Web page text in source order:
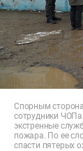
Спорным
сотрудники
экстренные
пожара. По ее
спасти пятерых